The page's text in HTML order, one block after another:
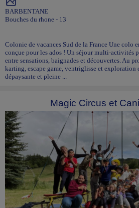
BARBENTANE
Bouches du rhone - 13
Colonie de vacances Sud de la France Une colo
conçue pour les ados ! Un séjour multi-activités
entre sensations, baignades et découvertes. Au
karting, escape game, ventriglisse et exploration
dépaysante et pleine ...
Magic Circus et